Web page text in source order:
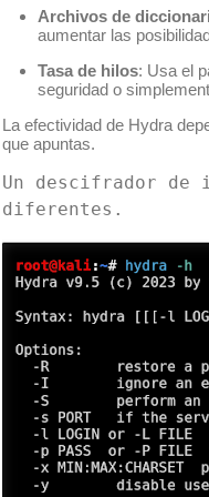
Archivos de
aumentar las
Tasa de hilos: Usa el
seguridad o
La efectividad de Hydra
que apuntas.
Un descifrador de
diferentes.